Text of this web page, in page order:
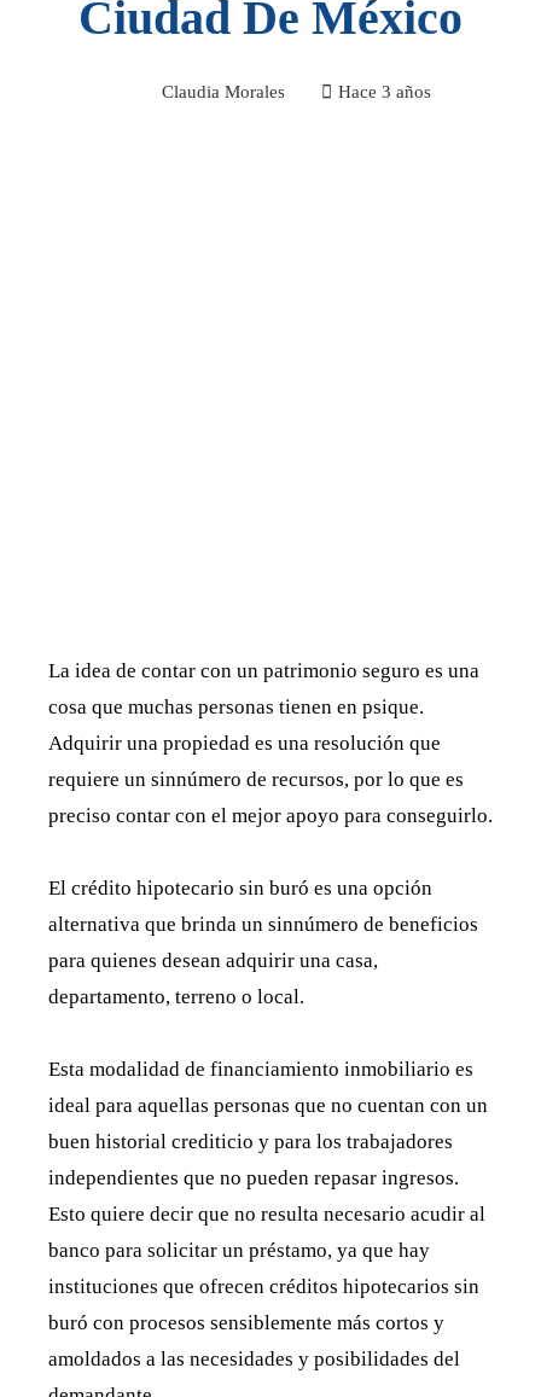
Ciudad De México
Claudia Morales Hace 3 años
La idea de contar con un patrimonio seguro es una
cosa que muchas personas tienen en psique.
Adquirir una propiedad es una resolución que
requiere un sinnúmero de recursos, por lo que es
preciso contar con el mejor apoyo para conseguirlo.
El crédito hipotecario sin buró es una opción
alternativa que brinda un sinnúmero de beneficios
para quienes desean adquirir una casa,
departamento, terreno o local.
Esta modalidad de financiamiento inmobiliario es
ideal para aquellas personas que no cuentan con un
buen historial crediticio y para los trabajadores
independientes que no pueden repasar ingresos.
Esto quiere decir que no resulta necesario acudir al
banco para solicitar un préstamo, ya que hay
instituciones que ofrecen créditos hipotecarios sin
buró con procesos sensiblemente más cortos y
amoldados a las necesidades y posibilidades del